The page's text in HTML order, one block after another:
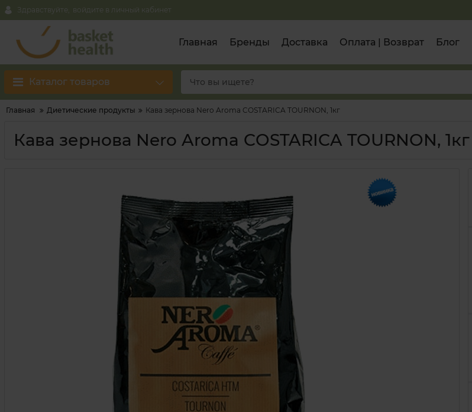
Здравствуйте, войдите в личный кабинет
Главная Бренды Доставка Оплата | Возврат Блог
Каталог товаров
Главная Диетические продукты Кава зернова Nero Aroma COSTARICA TOURNON, 1кг
Кава зернова Nero Aroma COSTARICA TOURNON, 1кг